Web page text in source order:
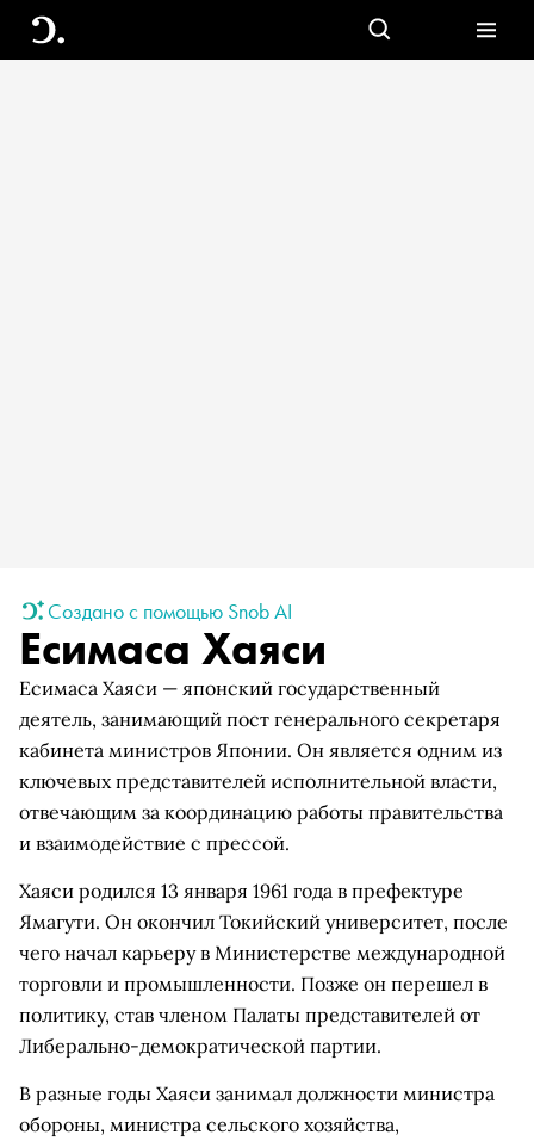
Создано с помощью Snob AI
Есимаса Хаяси
Есимаса Хаяси — японский государственный
деятель, занимающий пост генерального секретаря
кабинета министров Японии. Он является одним из
ключевых представителей исполнительной власти,
отвечающим за координацию работы правительства
и взаимодействие с прессой.
Хаяси родился 13 января 1961 года в префектуре
Ямагути. Он окончил Токийский университет, после
чего начал карьеру в Министерстве международной
торговли и промышленности. Позже он перешел в
политику, став членом Палаты представителей от
Либерально-демократической партии.
В разные годы Хаяси занимал должности министра
обороны, министра сельского хозяйства,